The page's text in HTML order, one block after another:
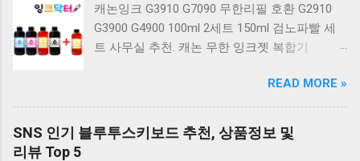
베이지 K517 Retro. COX CK01 교체축 사이드
RGB 게이밍 기계식 키보드 네이비 CK01NV적축
일반형. 체리키보드 XTRFY MX BOARD 3.1 RGB
COX 기계식 게이밍 키보드 갈축 그레이 화이트
CK01 TKL 텐키리스 기계식키보드 구매를 고려
하실 때, 추가 할인 혜택을 놓치지 마세요. 다양
캐논잉크 G3910 G7090 무한리필 호환 G2910
G3900 G4900 100ml 2세트 150ml 검노파빨 세
트 사무실 추천. 캐논 무한 잉크젯 복합기
논 PIXMA G2910 잉크포함 정품 무한복합기 컬
러 잉크젯복합기 가정용프린터 상세정보참조.
캐논 G시리즈 프린터 정품 헤드 카트리지
G1900 G2900 G3900 G4900 G2910 G3910
READ MORE »
SNS 인기 블루투스키보드 추천, 상품정보 및
리뷰 Top 5